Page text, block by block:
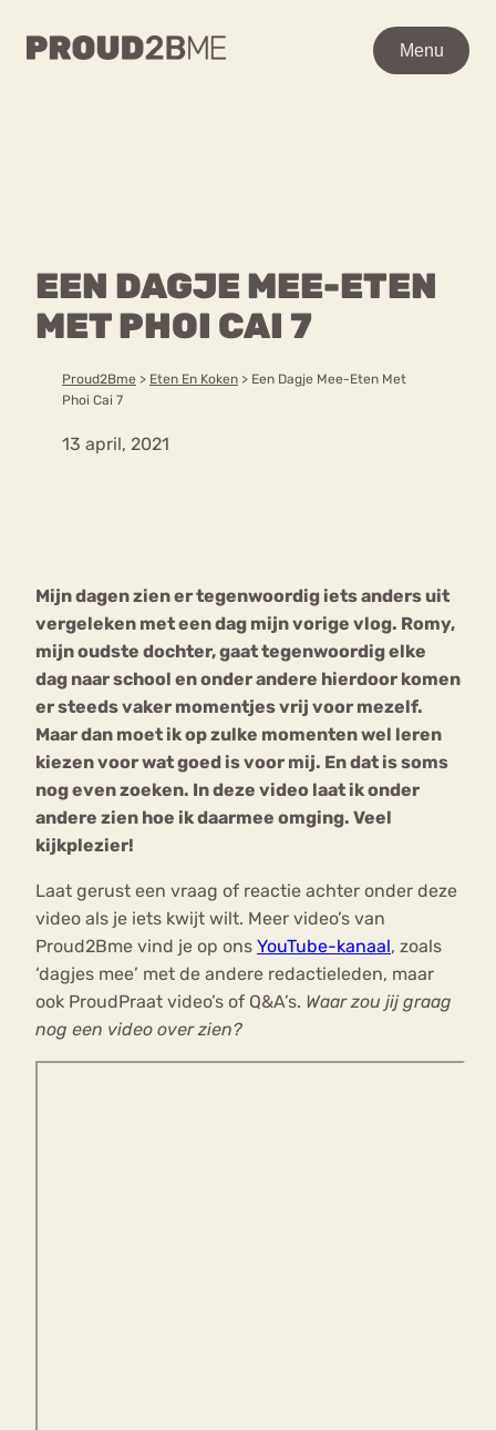
Menu
EEN DAGJE MEE-ETEN
MET PHOI CAI 7
Proud2Bme > Eten En Koken > Een Dagje Mee-Eten Met
Phoi Cai 7
13 april, 2021
Mijn dagen zien er tegenwoordig iets anders uit
vergeleken met een dag mijn vorige vlog. Romy,
mijn oudste dochter, gaat tegenwoordig elke
dag naar school en onder andere hierdoor komen
er steeds vaker momentjes vrij voor mezelf.
Maar dan moet ik op zulke momenten wel leren
kiezen voor wat goed is voor mij. En dat is soms
nog even zoeken. In deze video laat ik onder
andere zien hoe ik daarmee omging. Veel
kijkplezier!
Laat gerust een vraag of reactie achter onder deze
video als je iets kwijt wilt. Meer video’s van
Proud2Bme vind je op ons YouTube-kanaal, zoals
‘dagjes mee’ met de andere redactieleden, maar
ook ProudPraat video’s of Q&A’s. Waar zou jij graag
nog een video over zien?
Menu
Content
Over ons
Forum
WAAR BEN JE NAAR OP
Over proud2bme
Contact
Vacatures
Privacyverklaring
mia
Nerv
osa
Eetstoornis Anorexia Nervosa
Eetbuien Piekeren Sport
Trauma
Orthorexia
Afvallen Angst